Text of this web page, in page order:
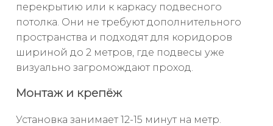
перекрытию или к каркасу подвесного
потолка. Они не требуют дополнительного
пространства и подходят для коридоров
шириной до 2 метров, где подвесы уже
визуально загромождают проход.
Монтаж и крепёж
Установка занимает 12-15 минут на метр.